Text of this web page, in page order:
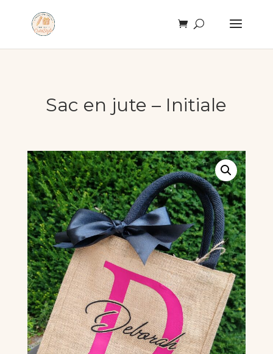
Sac en jute – Initiale